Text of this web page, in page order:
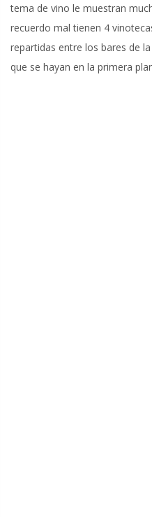
tema de vino le muestran
recuerdo mal tienen 4
repartidas entre los bares de
que se hayan en la primera